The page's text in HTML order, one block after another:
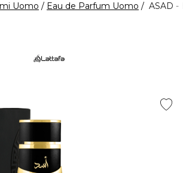
Uomo Eau de Parfum Uomo ASAD -